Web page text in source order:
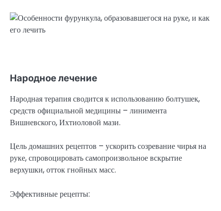
Народное лечение
Народная терапия сводится к использованию болтушек,
средств официальной медицины – линимента
Вишневского, Ихтиоловой мази.
Цель домашних рецептов – ускорить созревание чирья на
руке, спровоцировать самопроизвольное вскрытие
верхушки, отток гнойных масс.
Эффективные рецепты: